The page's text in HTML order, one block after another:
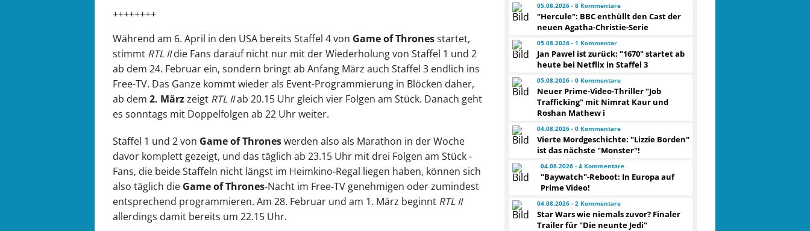
++++++++
Während am 6. April in den USA bereits Staffel 4 von Game of Thronesstartet,
stimmt RTL IIdie Fans darauf nicht nur mit der Wiederholung von Staffel 1 und 2
ab dem 24. Februar ein, sondern bringt ab Anfang März auch Staffel 3 endlich ins
Free-TV. Das Ganze kommt wieder als Event-Programmierung in Blöcken daher,
ab dem 2. Märzzeigt RTL IIab 20.15 Uhr gleich vier Folgen am Stück. Danach geht
es sonntags mit Doppelfolgen ab 22 Uhr weiter.
Staffel 1 und 2 von Game of Throneswerden also als Marathon in der Woche
davor komplett gezeigt, und das täglich ab 23.15 Uhr mit drei Folgen am Stück -
Fans, die beide Staffeln nicht längst im Heimkino-Regal liegen haben, können sich
also täglich die Game of Thrones-Nacht im Free-TV genehmigen oder zumindest
entsprechend programmieren. Am 28. Februar und am 1. März beginnt RTL II
allerdings damit bereits um 22.15 Uhr.
05.08.2026 - 8 Kommentare
"Hercule": BBC enthüllt den Cast der
neuen Agatha-Christie-Serie
05.08.2026 - 1 Kommentar
Jan Pawel ist zurück: "1670" startet ab
heute bei Netflix in Staffel 3
05.08.2026 - 0 Kommentare
Neuer Prime-Video-Thriller "Job
Trafficking" mit Nimrat Kaur und
Roshan Mathew i
04.08.2026 - 0 Kommentare
Vierte Mordgeschichte: "Lizzie Borden"
ist das nächste "Monster"!
04.08.2026 - 4 Kommentare
"Baywatch"-Reboot: In Europa auf
Prime Video!
04.08.2026 - 2 Kommentare
Star Wars wie niemals zuvor? Finaler
Trailer für "Die neunte Jedi"